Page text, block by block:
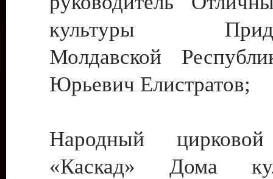
культуры
Молдавской
Юрьевич Елистратов;
Народный цирковой
«Каскад» Дома